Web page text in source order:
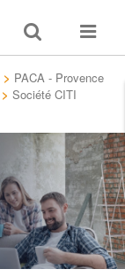
Toggle
search
Toggle
> PACA - Provence
> Société CITI